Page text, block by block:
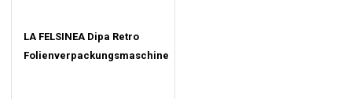
LA FELSINEA Dipa Retro
Folienverpackungsmaschine